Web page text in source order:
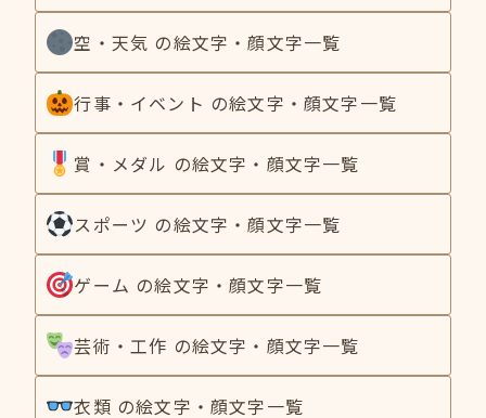
空・天気 の絵文字・顔文字一覧
行事・イベント の絵文字・顔文字一覧
賞・メダル の絵文字・顔文字一覧
スポーツ の絵文字・顔文字一覧
ゲーム の絵文字・顔文字一覧
芸術・工作 の絵文字・顔文字一覧
衣類 の絵文字・顔文字一覧